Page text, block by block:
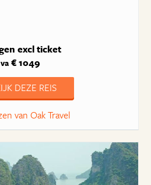
excl ticket
va € 1049
DEZE REIS
van Oak Travel